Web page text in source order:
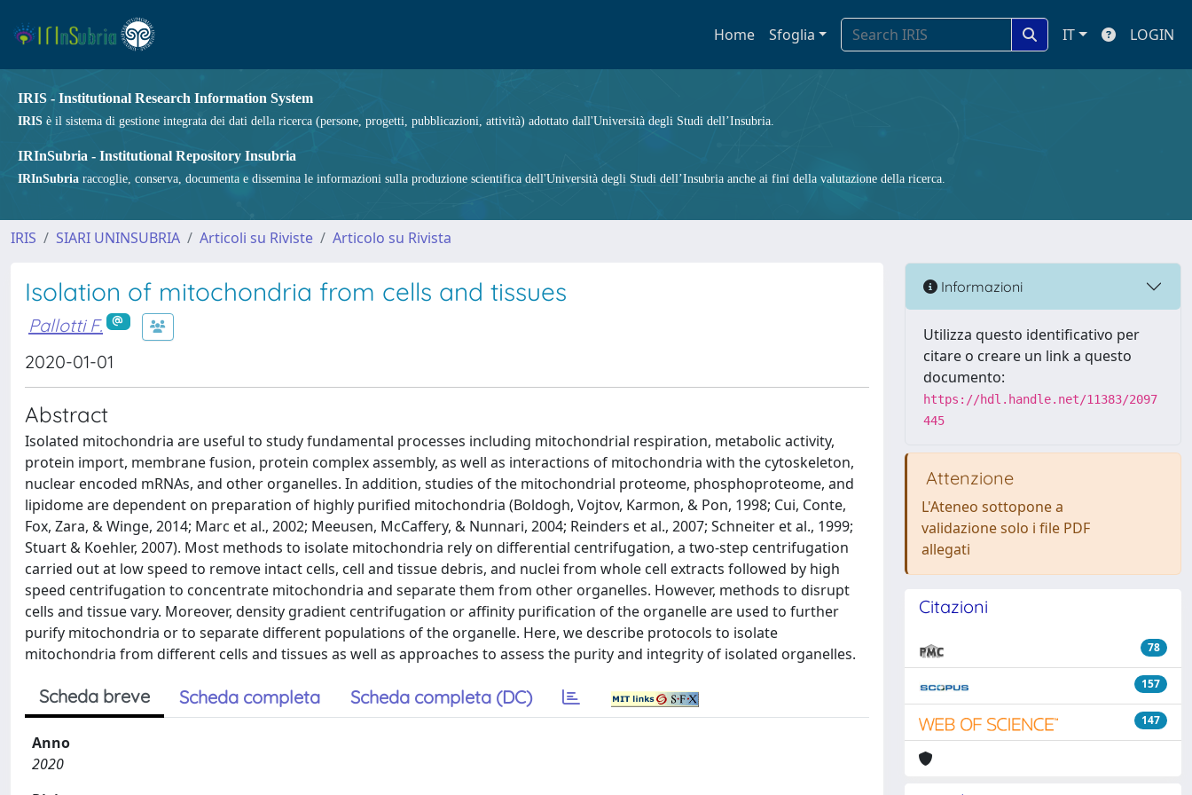
Home Sfoglia IT LOGIN
IRIS - Institutional Research Information System
IRIS è il sistema di gestione integrata dei dati della ricerca (persone, progetti, pubblicazioni, attività) adottato dall'Università degli Studi dell’Insubria.
IRInSubria - Institutional Repository Insubria
IRInSubria raccoglie, conserva, documenta e dissemina le informazioni sulla produzione scientifica dell'Università degli Studi dell’Insubria anche ai fini della valutazione della ricerca.
IRIS SIARI UNINSUBRIA Articoli su Riviste Articolo su Rivista
Isolation of mitochondria from cells and tissues
Pallotti F.
2020-01-01
Abstract
Isolated mitochondria are useful to study fundamental processes including mitochondrial respiration, metabolic activity,
protein import, membrane fusion, protein complex assembly, as well as interactions of mitochondria with the cytoskeleton,
nuclear encoded mRNAs, and other organelles. In addition, studies of the mitochondrial proteome, phosphoproteome, and
lipidome are dependent on preparation of highly purified mitochondria (Boldogh, Vojtov, Karmon, & Pon, 1998; Cui, Conte,
Fox, Zara, & Winge, 2014; Marc et al., 2002; Meeusen, McCaffery, & Nunnari, 2004; Reinders et al., 2007; Schneiter et al., 1999;
Stuart & Koehler, 2007). Most methods to isolate mitochondria rely on differential centrifugation, a two-step centrifugation
carried out at low speed to remove intact cells, cell and tissue debris, and nuclei from whole cell extracts followed by high
speed centrifugation to concentrate mitochondria and separate them from other organelles. However, methods to disrupt
cells and tissue vary. Moreover, density gradient centrifugation or affinity purification of the organelle are used to further
purify mitochondria or to separate different populations of the organelle. Here, we describe protocols to isolate
mitochondria from different cells and tissues as well as approaches to assess the purity and integrity of isolated organelles.
Scheda breve Scheda completa Scheda completa (DC)
Anno
2020
Informazioni
Utilizza questo identificativo per
citare o creare un link a questo
documento:
https://hdl.handle.net/11383/2097
445
Attenzione
L'Ateneo sottopone a
validazione solo i file PDF
allegati
Citazioni
78
157
147